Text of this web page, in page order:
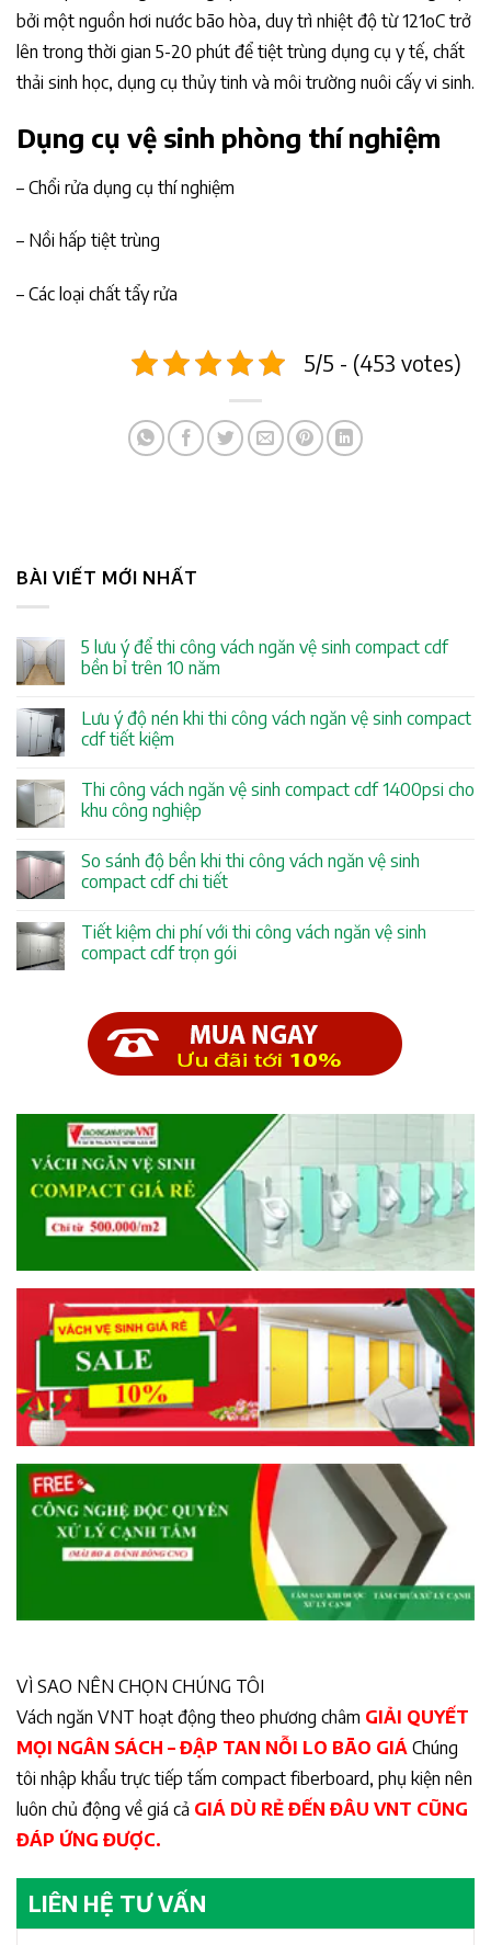
bởi một nguồn hơi nước bão hòa, duy trì nhiệt độ từ 121oC trở
lên trong thời gian 5-20 phút để tiệt trùng dụng cụ y tế, chất
thải sinh học, dụng cụ thủy tinh và môi trường nuôi cấy vi sinh.
Dụng cụ vệ sinh phòng thí nghiệm
– Chổi rửa dụng cụ thí nghiệm
– Nồi hấp tiệt trùng
– Các loại chất tẩy rửa
5/5 - (453 votes)
BÀI VIẾT MỚI NHẤT
5 lưu ý để thi công vách ngăn vệ sinh compact cdf
bền bỉ trên 10 năm
Lưu ý độ nén khi thi công vách ngăn vệ sinh compact
cdf tiết kiệm
Thi công vách ngăn vệ sinh compact cdf 1400psi cho
khu công nghiệp
So sánh độ bền khi thi công vách ngăn vệ sinh
compact cdf chi tiết
Tiết kiệm chi phí với thi công vách ngăn vệ sinh
compact cdf trọn gói
VÌ SAO NÊN CHỌN CHÚNG TÔI
Vách ngăn VNT hoạt động theo phương châm GIẢI QUYẾT
MỌI NGÂN SÁCH – ĐẬP TAN NỖI LO BÃO GIÁ Chúng
tôi nhập khẩu trực tiếp tấm compact fiberboard, phụ kiện nên
luôn chủ động về giá cả GIÁ DÙ RẺ ĐẾN ĐÂU VNT CŨNG
ĐÁP ỨNG ĐƯỢC.
LIÊN HỆ TƯ VẤN